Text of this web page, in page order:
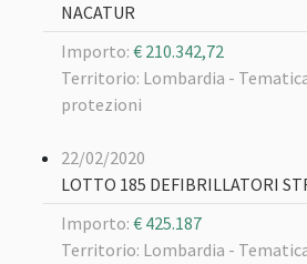
NACATUR
Importo: € 210.342,72
Territorio: Lombardia -
protezioni
22/02/2020
LOTTO 185 DEFIBRILLATORI
Importo: € 425.187
Territorio: Lombardia -